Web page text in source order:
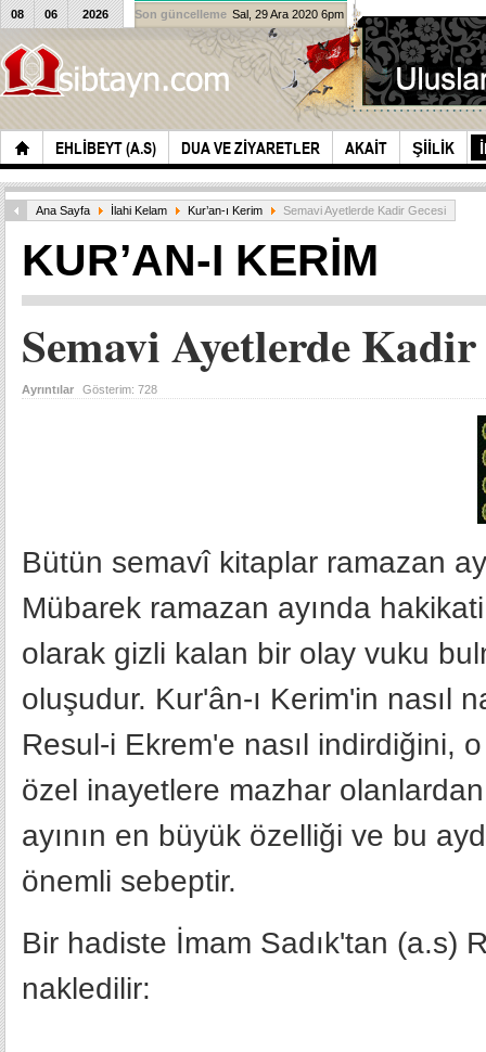
EHLIBEYT (A.S) DUA VE ZIYARETLER AKAIT ŞIILIK
08 06 2026 Son güncelleme Sal, 29 Ara 2020 6pm
Ana Sayfa İlahi Kelam Kur’an-ı Kerim Semavi Ayetlerde Kadir Gecesi
KUR’AN-I KERIM
Semavi Ayetlerde Kadir
Ayrıntılar Gösterim: 728
Bütün semavî kitaplar ramazan
Mübarek ramazan ayında
olarak gizli kalan bir olay vuku
oluşudur. Kur'ân-ı Kerim'in nasıl
Resul-i Ekrem'e nasıl indirdiğini,
özel inayetlere mazhar
ayının en büyük özelliği ve bu
önemli sebeptir.
Bir hadiste İmam Sadık'tan (a.s)
nakledilir: